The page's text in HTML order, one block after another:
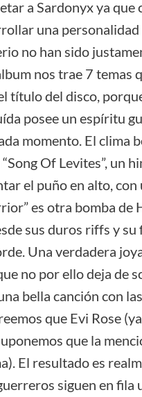
a Sardonyx ya que
una personalidad
no han sido
nos trae 7 temas
título del disco,
posee un espíritu
momento. El clima
Of Levites”, un
el puño en alto, con
es otra bomba de
sus duros riffs y
Una verdadera
no por ello deja de
bella canción con
que Evi Rose
que la
El resultado es
siguen en fila